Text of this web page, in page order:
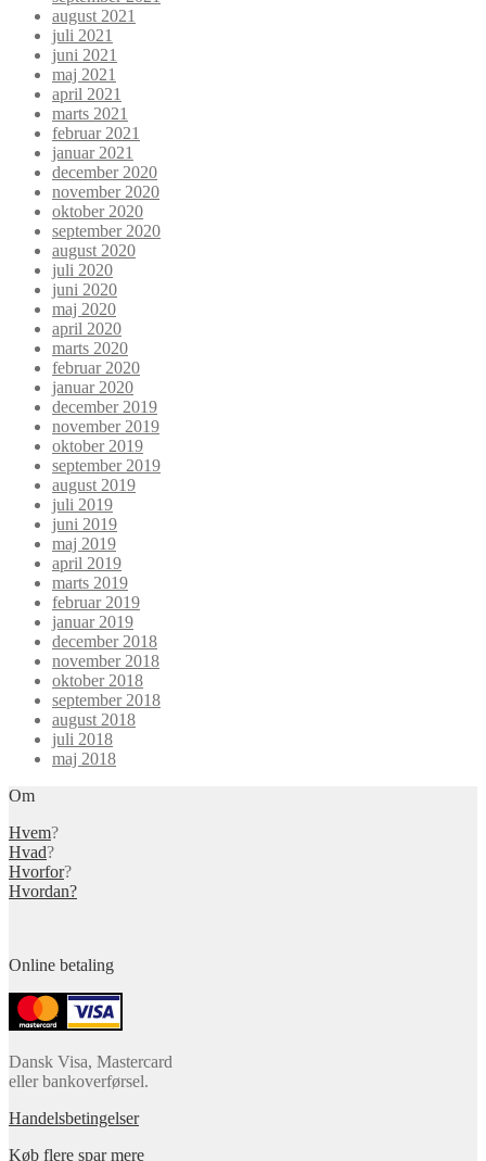
august 2021
juli 2021
juni 2021
maj 2021
april 2021
marts 2021
februar 2021
januar 2021
december 2020
november 2020
oktober 2020
september 2020
august 2020
juli 2020
juni 2020
maj 2020
april 2020
marts 2020
februar 2020
januar 2020
december 2019
november 2019
oktober 2019
september 2019
august 2019
juli 2019
juni 2019
maj 2019
april 2019
marts 2019
februar 2019
januar 2019
december 2018
november 2018
oktober 2018
september 2018
august 2018
juli 2018
maj 2018
Om
Hvem?
Hvad?
Hvorfor?
Hvordan?
Online betaling
Dansk Visa, Mastercard
eller bankoverførsel.
Handelsbetingelser
Køb flere spar mere